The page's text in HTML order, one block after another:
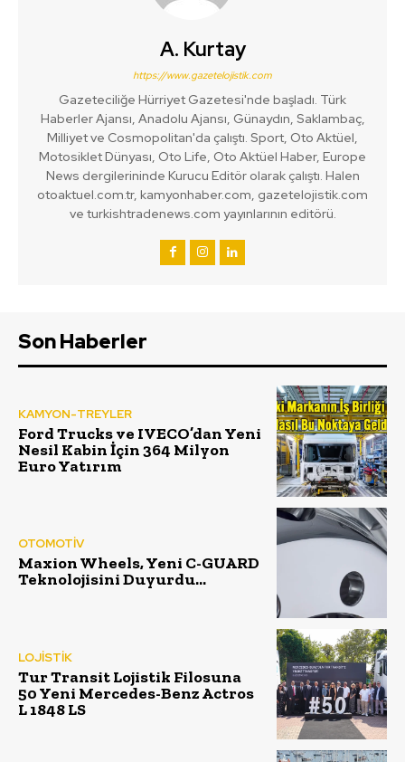
A. Kurtay
https://www.gazetelojistik.com
Gazeteciliğe Hürriyet Gazetesi'nde başladı. Türk
Haberler Ajansı, Anadolu Ajansı, Günaydın, Saklambaç,
Milliyet ve Cosmopolitan'da çalıştı. Sport, Oto Aktüel,
Motosiklet Dünyası, Oto Life, Oto Aktüel Haber, Europe
News dergilerininde Kurucu Editör olarak çalıştı. Halen
otoaktuel.com.tr, kamyonhaber.com, gazetelojistik.com
ve turkishtradenews.com yayınlarının editörü.
Son Haberler
KAMYON-TREYLER
Ford Trucks ve IVECO’dan Yeni
Nesil Kabin İçin 364 Milyon
Euro Yatırım
OTOMOTİV
Maxion Wheels, Yeni C-GUARD
Teknolojisini Duyurdu…
LOJİSTİK
Tur Transit Lojistik Filosuna
50 Yeni Mercedes-Benz Actros
L 1848 LS